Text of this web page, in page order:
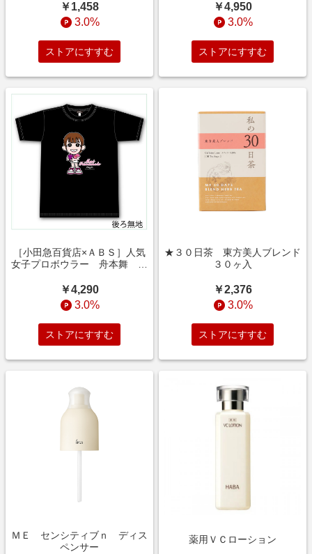
￥1,458
3.0%
ストアにすすむ
￥4,950
3.0%
ストアにすすむ
［小田急百貨店×ＡＢＳ］人気
女子プロボウラー 舟本舞 プ
￥4,290
3.0%
ストアにすすむ
★３０日茶 東方美人ブレンド
３０ヶ入
￥2,376
3.0%
ストアにすすむ
ＭＥ センシティブｎ ディス
ペンサー
薬用ＶＣローション